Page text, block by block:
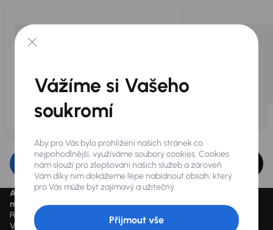
Upravit filtr
Aktuálně platné ceny jsou uvedeny nawww.aaaauto.cz
možné využít od 14.3.2020 do odvolání.
Podmínky spotřebitelského úvěru u konkrétního vozu se mohou lišit.
Výpočet splátky je orientační a závisí na konkrétních vstupních
Vážíme si Vašeho
soukromí
Aby pro Vás bylo prohlížení našich stránek co
nejpohodlnější, využíváme soubory cookies. Cookies
nám slouží pro zlepšování našich služeb a zároveň
Vám díky nim dokážeme lépe nabídnout obsah, který
pro Vás může být zajímavý a užitečný.
Přijmout vše